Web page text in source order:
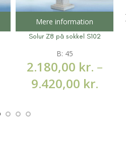
Mere information
Solur Z8 på sokkel S102
B: 45
2.180,00 kr. –
9.420,00 kr.